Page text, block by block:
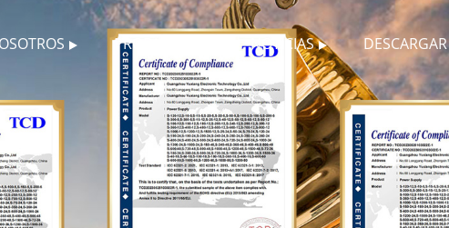
PRODUCTOS NOTICIAS DESCARGAR